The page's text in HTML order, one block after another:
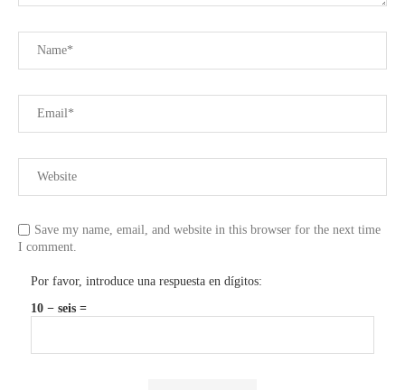
Save my name, email, and website in this browser for the next time
I comment.
Por favor, introduce una respuesta en dígitos:
10 − seis =